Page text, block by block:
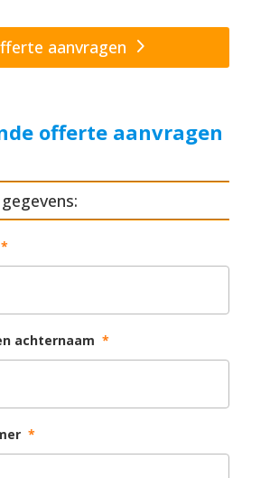
aanvragen
offerte aanvragen
*
achternaam *
*